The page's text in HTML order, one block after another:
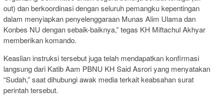
out) dan berkoordinasi dengan seluruh pemangku kepentingan
dalam menyiapkan penyelenggaraan Munas Alim Ulama dan
Konbes NU dengan sebaik-baiknya,” tegas KH Miftachul Akhyar
memberikan komando.
Keaslian instruksi tersebut juga telah mendapatkan konfirmasi
langsung dari Katib Aam PBNU KH Said Asrori yang menyatakan
“Sudah,” saat dihubungi awak media terkait keabsahan surat
perintah tersebut.